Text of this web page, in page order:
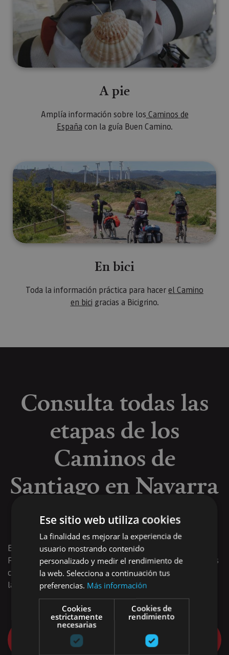
A pie
Amplía información sobre los Caminos de
España con la guía Buen Camino.
En bici
En bici
Toda la información práctica para hacerel Camino
en bici gracias a Bicigrino.
Consulta todas las
etapas de los
Caminos de
Santiago en Navarra
en Wikiloc
Encontrarás información sobre los tramos del Camino
Francés, su ramal aragonés y sobre otros caminos menores
como el Camino Baztanés, la Ruta del Ebro y el Camino de
la Sakana.
Quiero iniciar mi Camino de Santiago en
Ese sitio web utiliza cookies
La finalidad es mejorar la experiencia de
usuario mostrando contenido
personalizado y medir el rendimiento de
la web. Selecciona a continuación tus
preferencias. Más información
Cookies
estrictamente
necesarias
Cookies de
rendimiento